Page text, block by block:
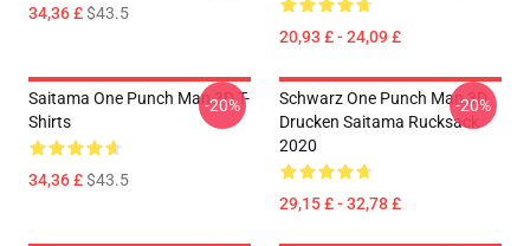
34,36 £$43.5
20,93 £ - 24,09 £
Saitama One Punch Man 3D T-
Shirts
34,36 £$43.5
-20%
Schwarz One Punch Man 3D
Drucken Saitama Rucksack
2020
29,15 £ - 32,78 £
-20%